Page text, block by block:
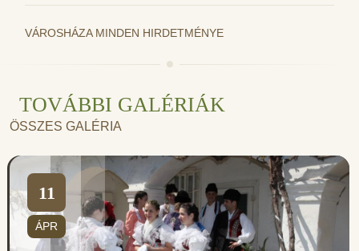
VÁROSHÁZA MINDEN HIRDETMÉNYE
TOVÁBBI GALÉRIÁK
ÖSSZES GALÉRIA
11
ÁPR